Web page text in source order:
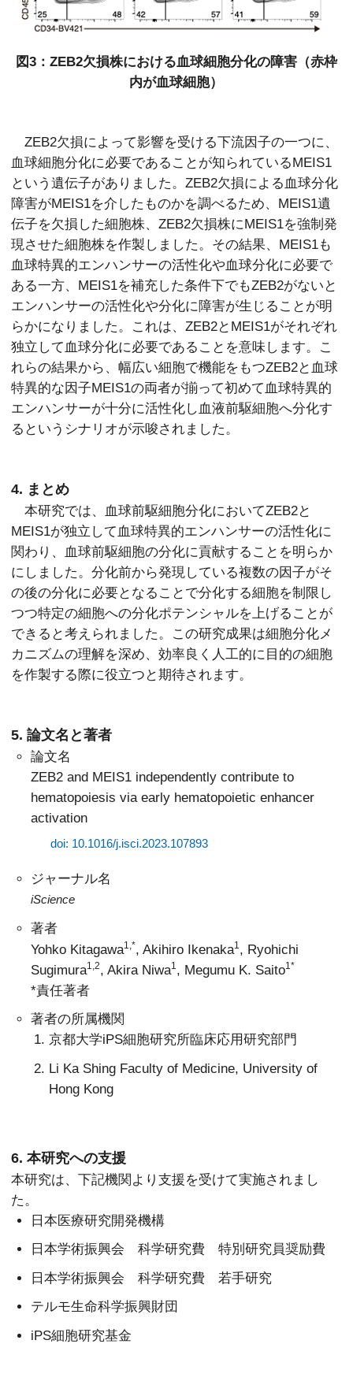
図3：ZEB2欠損株における血球細胞分化の障害（赤枠
内が血球細胞）
ZEB2欠損によって影響を受ける下流因子の一つに、
血球細胞分化に必要であることが知られているMEIS1
という遺伝子がありました。ZEB2欠損による血球分化
障害がMEIS1を介したものかを調べるため、MEIS1遺
伝子を欠損した細胞株、ZEB2欠損株にMEIS1を強制発
現させた細胞株を作製しました。その結果、MEIS1も
血球特異的エンハンサーの活性化や血球分化に必要で
ある一方、MEIS1を補充した条件下でもZEB2がないと
エンハンサーの活性化や分化に障害が生じることが明
らかになりました。これは、ZEB2とMEIS1がそれぞれ
独立して血球分化に必要であることを意味します。こ
れらの結果から、幅広い細胞で機能をもつZEB2と血球
特異的な因子MEIS1の両者が揃って初めて血球特異的
エンハンサーが十分に活性化し血液前駆細胞へ分化す
るというシナリオが示唆されました。
4. まとめ
本研究では、血球前駆細胞分化においてZEB2と
MEIS1が独立して血球特異的エンハンサーの活性化に
関わり、血球前駆細胞の分化に貢献することを明らか
にしました。分化前から発現している複数の因子がそ
の後の分化に必要となることで分化する細胞を制限し
つつ特定の細胞への分化ポテンシャルを上げることが
できると考えられました。この研究成果は細胞分化メ
カニズムの理解を深め、効率良く人工的に目的の細胞
を作製する際に役立つと期待されます。
5. 論文名と著者
論文名
ZEB2 and MEIS1 independently contribute to
hematopoiesis via early hematopoietic enhancer
activation
doi: 10.1016/j.isci.2023.107893
ジャーナル名
iScience
著者
Yohko Kitagawa1,* , Akihiro Ikenaka1
, Ryohichi
Sugimura1,2, Akira Niwa1 , Megumu K. Saito1*
*責任著者
著者の所属機関
京都大学iPS細胞研究所臨床応用研究部門
Li Ka Shing Faculty of Medicine, University of
Hong Kong
6. 本研究への支援
本研究は、下記機関より支援を受けて実施されまし
た。
日本医療研究開発機構
日本学術振興会 科学研究費 特別研究員奨励費
日本学術振興会 科学研究費 若手研究
テルモ生命科学振興財団
iPS細胞研究基金